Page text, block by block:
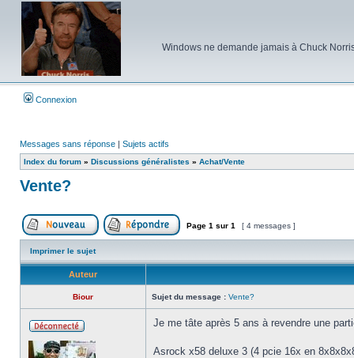
Windows ne demande jamais à Chuck
Connexion
Messages sans réponse | Sujets actifs
Index du forum » Discussions généralistes » Achat/Vente
Vente?
Poster un nouveau sujetRépondre au sujet
Page 1 sur 1 [ 4 messages ]
Imprimer le sujet
Auteur
Biour Sujet du message : Vente?
ligne
Je me tâte après 5 ans à revendre une
Asrock x58 deluxe 3 (4 pcie 16x en